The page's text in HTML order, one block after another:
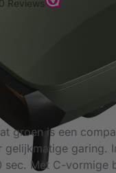
groen is een
garing.
sec. Met C-vormige